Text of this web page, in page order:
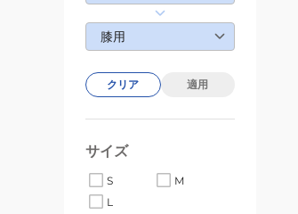
膝用
クリア 適用
サイズ
S
M
L